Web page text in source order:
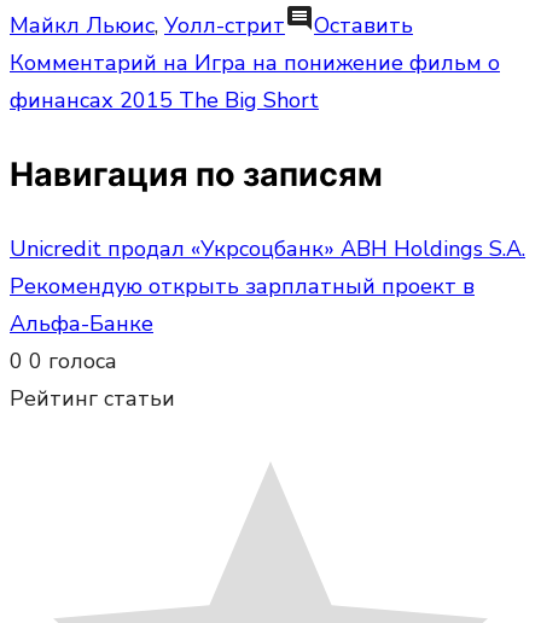
Майкл Льюис, Уолл-стритcommentОставить
Комментарий на Игра на понижение фильм о
финансах 2015 The Big Short
Навигация по записям
Unicredit продал «Укрсоцбанк» ABH Holdings S.A.
Рекомендую открыть зарплатный проект в
Альфа-Банке
0 0 голоса
Рейтинг статьи